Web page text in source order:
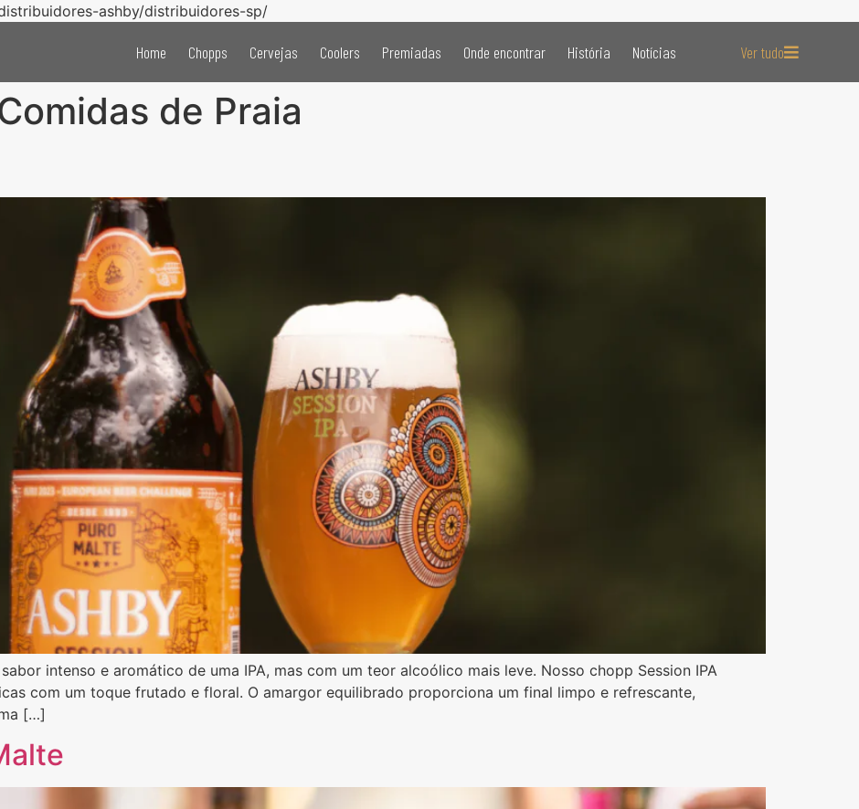
ashby/distribuidores-sp/
Home Chopps Cervejas Coolers Premiadas Onde encontrar História Notícias Ver tudo
de Praia
intenso e aromático de uma IPA, mas com um teor alcoólico mais leve. Nosso chopp Session IPA
com um toque frutado e floral. O amargor equilibrado proporciona um final limpo e refrescante,
[…]